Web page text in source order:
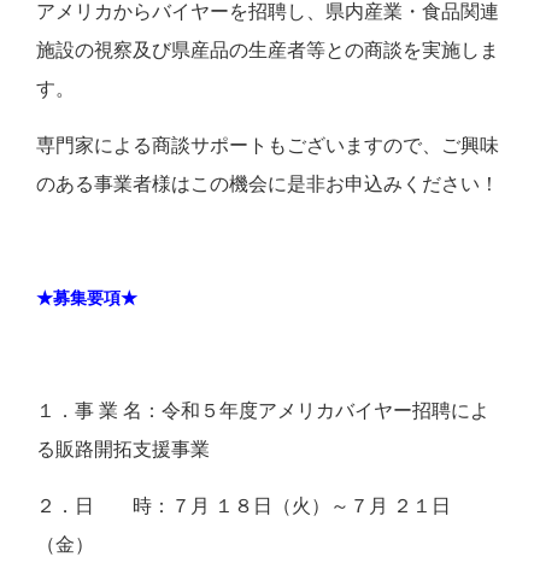
アメリカからバイヤーを招聘し、県内産業・食品関連
施設の視察及び県産品の生産者等との商談を実施しま
す。
専門家による商談サポートもございますので、ご興味
のある事業者様はこの機会に是非お申込みください！
★募集要項★
１．事 業 名：令和５年度アメリカバイヤー招聘によ
る販路開拓支援事業
２．日 時：７月 １８日（火）～７月 ２１日
（金）